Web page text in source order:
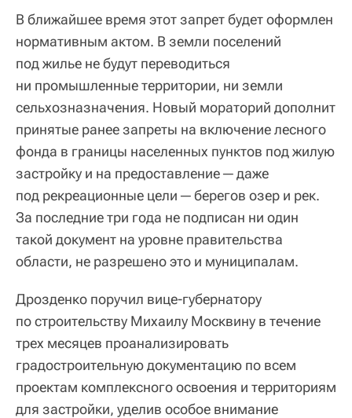
В ближайшее время этот запрет будет оформлен
нормативным актом. В земли поселений
под жилье не будут переводиться
ни промышленные территории, ни земли
сельхозназначения. Новый мораторий дополнит
принятые ранее запреты на включение лесного
фонда в границы населенных пунктов под жилую
застройку и на предоставление ─ даже
под рекреационные цели ─ берегов озер и рек.
За последние три года не подписан ни один
такой документ на уровне правительства
области, не разрешено это и муниципалам.
Дрозденко поручил вице-губернатору
по строительству Михаилу Москвину в течение
трех месяцев проанализировать
градостроительную документацию по всем
проектам комплексного освоения и территориям
для застройки, уделив особое внимание